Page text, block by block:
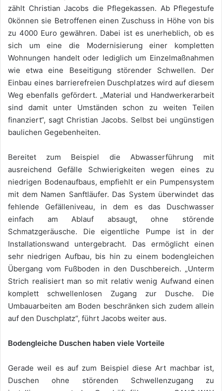
zählt Christian Jacobs die Pflegekassen. Ab Pflegestufe
0können sie Betroffenen einen Zuschuss in Höhe von bis
zu 4000 Euro gewähren. Dabei ist es unerheblich, ob es
sich um eine die Modernisierung einer kompletten
Wohnungen handelt oder lediglich um Einzelmaßnahmen
wie etwa eine Beseitigung störender Schwellen. Der
Einbau eines barrierefreien Duschplatzes wird auf diesem
Weg ebenfalls gefördert. „Material und Handwerkerarbeit
sind damit unter Umständen schon zu weiten Teilen
finanziert“, sagt Christian Jacobs. Selbst bei ungünstigen
baulichen Gegebenheiten.
Bereitet zum Beispiel die Abwasserführung mit
ausreichend Gefälle Schwierigkeiten wegen eines zu
niedrigen Bodenaufbaus, empfiehlt er ein Pumpensystem
mit dem Namen Sanftläufer. Das System überwindet das
fehlende Gefälleniveau, in dem es das Duschwasser
einfach am Ablauf absaugt, ohne störende
Schmatzgeräusche. Die eigentliche Pumpe ist in der
Installationswand untergebracht. Das ermöglicht einen
sehr niedrigen Aufbau, bis hin zu einem bodengleichen
Übergang vom Fußboden in den Duschbereich. „Unterm
Strich realisiert man so mit relativ wenig Aufwand einen
komplett schwellenlosen Zugang zur Dusche. Die
Umbauarbeiten am Boden beschränken sich zudem allein
auf den Duschplatz“, führt Jacobs weiter aus.
Bodengleiche Duschen haben viele Vorteile
Gerade weil es auf zum Beispiel diese Art machbar ist,
Duschen ohne störenden Schwellenzugang zu